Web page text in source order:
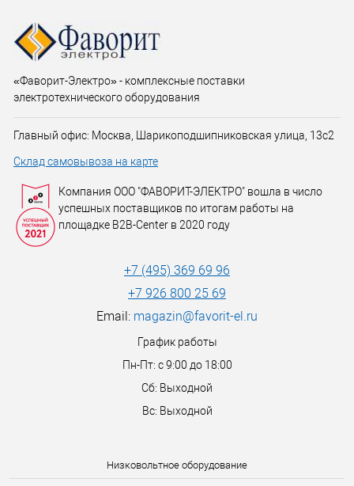
Низковольтное оборудование
«Фаворит-Электро» - комплексные поставки
электротехнического оборудования
Главный офис: Москва, Шарикоподшипниковская улица, 13с2
Склад самовывоза на карте
Компания ООО "ФАВОРИТ-ЭЛЕКТРО" вошла в число
успешных поставщиков по итогам работы на
площадке B2B-Center в 2020 году
+7 (495) 369 69 96
+7 926 800 25 69
Email: magazin@favorit-el.ru
График работы
Пн-Пт: с 9:00 до 18:00
Сб: Выходной
Вс: Выходной